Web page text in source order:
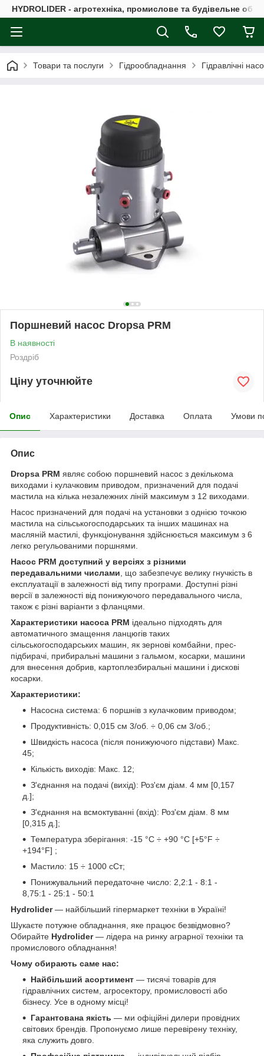
HYDROLIDER - агротехніка, промислове та будівельне
Товари та послуги Гідрообладнання Гідравлічні
Поршневий насос Dropsa PRM
В наявності
Роздріб
Ціну уточнюйте
Опис Характеристики Доставка Оплата Умови
Опис
Dropsa PRM являє собою поршневий насос з декількома
виходами і кулачковим приводом, призначений для подачі
мастила на кілька незалежних ліній максимум з 12 виходами.
Насос призначений для подачі на установки з однією точкою
мастила на сільськогосподарських та інших машинах на
масляній мастилі, функціонування здійснюється максимум з 6
легко регульованими поршнями.
Насос PRM доступний у версіях з різними
передавальними числами , що забезпечує велику гнучкість в
експлуатації в залежності від типу програми. Доступні різні
версії в залежності від понижуючого передавального числа,
також є різні варіанти з фланцями.
Характеристики насоса PRM ідеально підходять для
автоматичного змащення ланцюгів таких
сільськогосподарських машин, як зернові комбайни, прес-
підбирачі, прибиральні машини з гальмом, косарки, машини
для внесення добрив, картоплезбиральні машини і дискові
косарки.
Характеристики:
Насосна система: 6 поршнів з кулачковим приводом;
Продуктивність: 0,015 см 3/об. ÷ 0,06 см 3/об.;
Швидкість насоса (після понижуючого підстави) Макс.
45;
Кількість виходів: Макс. 12;
З'єднання на подачі (вихід): Роз'єм діам. 4 мм [0,157
д.];
З'єднання на всмоктуванні (вхід): Роз'єм діам. 8 мм
[0,315 д.];
Температура зберігання: -15 °C ÷ +90 °C [+5°F ÷
+194°F] ;
Мастило: 15 ÷ 1000 сСт;
Понижувальний передаточне число: 2,2:1 - 8:1 -
8,75:1 - 25:1 - 50:1
Hydrolider— найбільший гіпермаркет техніки в Україні!
Шукаєте потужне обладнання, яке працює безвідмовно?
Обирайте Hydrolider— лідера на ринку аграрної техніки та
промислового обладнання!
Чому обирають саме нас:
Найбільший асортимент — тисячі товарів для
гідравлічних систем, агросектору, промисловості або
бізнесу. Усе в одному місці!
Гарантована якість — ми офіційні дилери провідних
світових брендів. Пропонуємо лише перевірену техніку,
яка служить довго.